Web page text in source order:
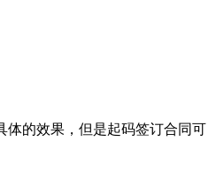
体的效果，但是起码签订合同可